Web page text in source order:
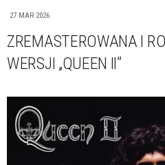
27 MAR 2026
ZREMASTEROWANA I
WERSJI „QUEEN II”